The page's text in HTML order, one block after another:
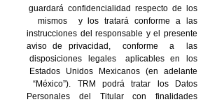
guardará confidencialidad respecto de los
mismos y los tratará conforme a las
instrucciones del responsable y el presente
aviso de privacidad, conforme a las
disposiciones legales aplicables en los
Estados Unidos Mexicanos (en adelante
“México”). TRM podrá tratar los Datos
Personales del Titular con finalidades